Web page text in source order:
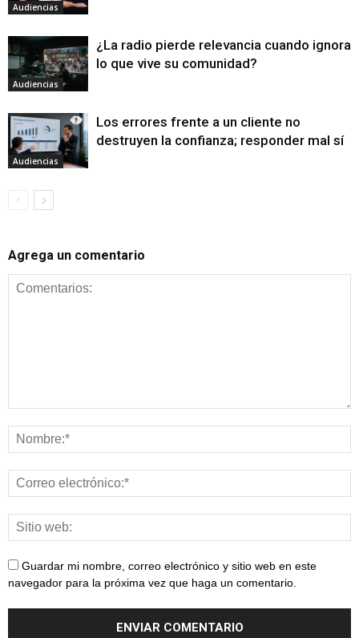
Audiencias
Audiencias
¿La radio pierde relevancia cuando ignora
lo que vive su comunidad?
Audiencias
Los errores frente a un cliente no
destruyen la confianza; responder mal sí
Agrega un comentario
Guardar mi nombre, correo electrónico y sitio web en este
navegador para la próxima vez que haga un comentario.